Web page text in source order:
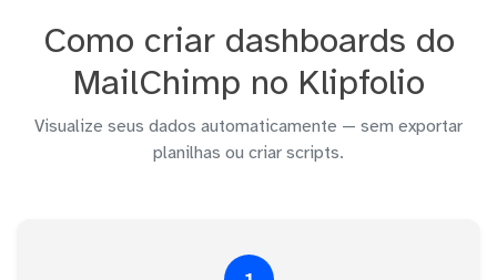
Como criar dashboards do
MailChimp no Klipfolio
Visualize seus dados automaticamente — sem exportar
planilhas ou criar scripts.